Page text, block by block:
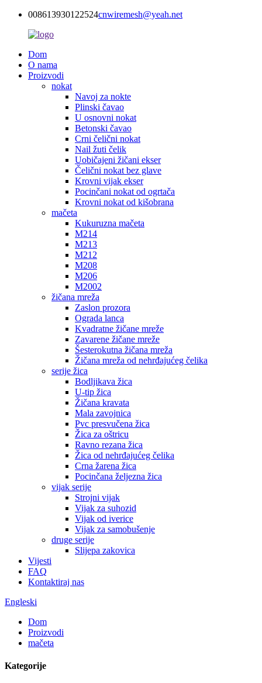
008613930122524cnwiremesh@yeah.net
Dom
O nama
Proizvodi
nokat
Navoj za nokte
Plinski čavao
U osnovni nokat
Betonski čavao
Crni čelični nokat
Nail žuti čelik
Uobičajeni žičani ekser
Čelični nokat bez glave
Krovni vijak ekser
Pocinčani nokat od ogrtača
Krovni nokat od kišobrana
mačeta
Kukuruzna mačeta
M214
M213
M212
M208
M206
M2002
žičana mreža
Zaslon prozora
Ograda lanca
Kvadratne žičane mreže
Zavarene žičane mreže
Šesterokutna žičana mreža
Žičana mreža od nehrđajućeg čelika
serije žica
Bodljikava žica
U-tip žica
Žičana kravata
Mala zavojnica
Pvc presvučena žica
Žica za oštricu
Ravno rezana žica
Žica od nehrđajućeg čelika
Crna žarena žica
Pocinčana željezna žica
vijak serije
Strojni vijak
Vijak za suhozid
Vijak od iverice
Vijak za samobušenje
druge serije
Slijepa zakovica
Vijesti
FAQ
Kontaktiraj nas
Engleski
Dom
Proizvodi
mačeta
Kategorije